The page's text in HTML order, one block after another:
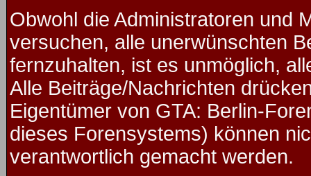
Obwohl die Administratoren und
versuchen, alle unerwünschten
fernzuhalten, ist es unmöglich,
Alle Beiträge/Nachrichten
Eigentümer von GTA: Berlin-
dieses Forensystems) können
verantwortlich gemacht werden.